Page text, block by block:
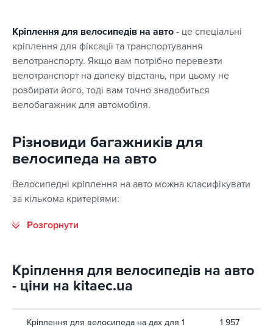
Кріплення для велосипедів на авто - це спеціальні
кріплення для фіксації та транспортування
велотранспорту. Якщо вам потрібно перевезти
велотранспорт на далеку відстань, при цьому не
розбирати його, тоді вам точно знадобиться
велобагажник для автомобіля.
Різновиди багажників для
велосипеда на авто
Велосипедні кріплення на авто можна класифікувати
за кількома критеріями:
Кріплення для велосипедів на авто
- ціни на kitaec.ua
Кріплення для велосипеда на дах для 1
1 957